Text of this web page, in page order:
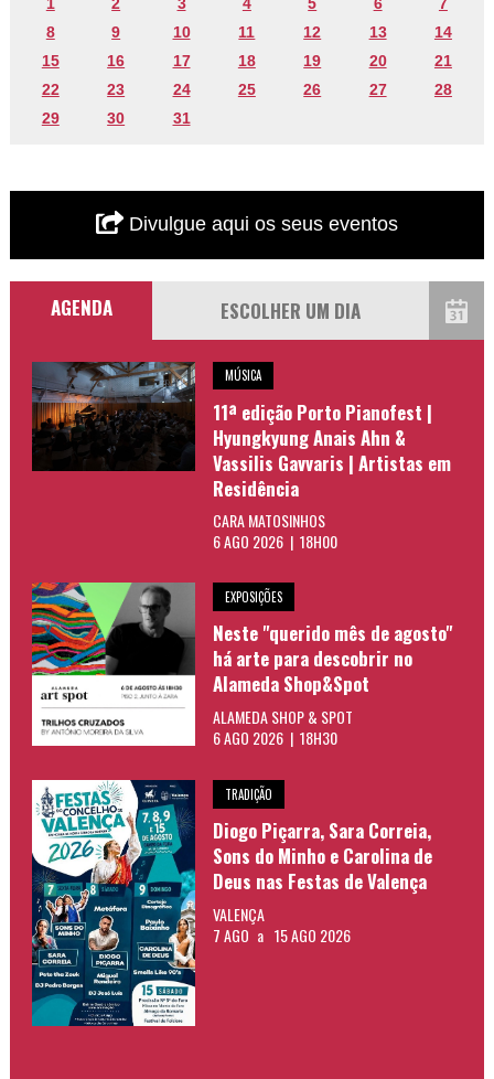
8
9 10 11 12 13
14
15
16 17 18 19 20
21
22
23 24 25 26 27
28
29
30 31
Divulgue aqui os seus eventos
AGENDA
MÚSICA
11ª edição Porto Pianofest |
Hyungkyung Anais Ahn &
Vassilis Gavvaris | Artistas em
Residência
CARA MATOSINHOS
6 AGO 2026 | 18H00
EXPOSIÇÕES
Neste "querido mês de agosto"
há arte para descobrir no
Alameda Shop&Spot
ALAMEDA SHOP & SPOT
6 AGO 2026 | 18H30
TRADIÇÃO
Diogo Piçarra, Sara Correia,
Sons do Minho e Carolina de
Deus nas Festas de Valença
VALENÇA
7 AGO a 15 AGO 2026